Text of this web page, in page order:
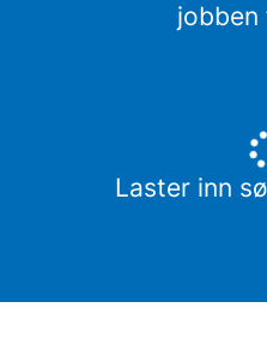
jobben
Laster inn